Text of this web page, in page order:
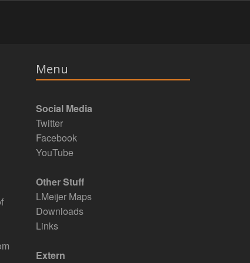
Menu
Social Media
Twitter
Facebook
YouTube
Other Stuff
LMeijer Maps
Downloads
Links
Extern